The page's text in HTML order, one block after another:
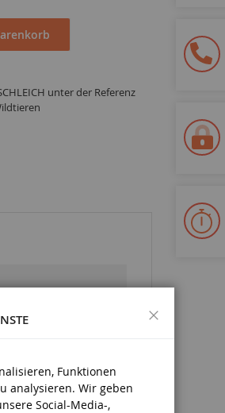
unter der Referenz
Funktionen
analysieren. Wir geben
Social-Media-,